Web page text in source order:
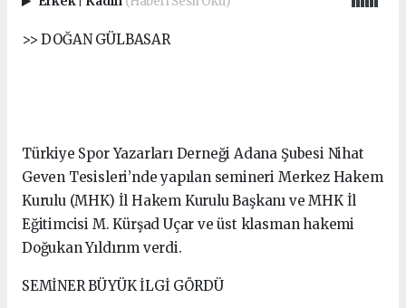
>> DOĞAN GÜLBASAR
Türkiye Spor Yazarları Derneği Adana Şubesi Nihat
Geven Tesisleri’nde yapılan semineri Merkez Hakem
Kurulu (MHK) İl Hakem Kurulu Başkanı ve MHK İl
Eğitimcisi M. Kürşad Uçar ve üst klasman hakemi
Doğukan Yıldırım verdi.
SEMİNER BÜYÜK İLGİ GÖRDÜ